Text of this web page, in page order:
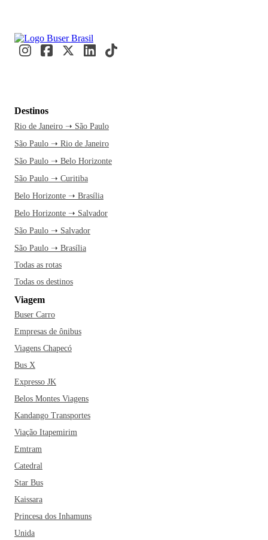
Destinos
Rio de Janeiro ➝ São Paulo
São Paulo ➝ Rio de Janeiro
São Paulo ➝ Belo Horizonte
São Paulo ➝ Curitiba
Belo Horizonte ➝ Brasília
Belo Horizonte ➝ Salvador
São Paulo ➝ Salvador
São Paulo ➝ Brasília
Todas as rotas
Todas os destinos
Viagem
Buser Carro
Empresas de ônibus
Viagens Chapecó
Bus X
Expresso JK
Belos Montes Viagens
Kandango Transportes
Viação Itapemirim
Emtram
Catedral
Star Bus
Kaissara
Princesa dos Inhamuns
Unida